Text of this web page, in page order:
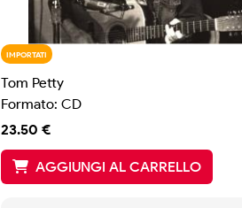
IMPORTATI
Tom Petty
Formato: CD
23.50 €
AGGIUNGI AL CARRELLO